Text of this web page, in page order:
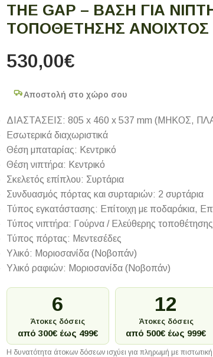
THE GAP – ΒΆΣΗ ΓΙΑ
ΤΟΠΟΘΈΤΗΣΗΣ ΑΝΟΙΧΤΌΣ
530,00€
Αποστολή στο χώρο σου
ΔΙΑΣΤΑΣΕΙΣ: 805 x 460 x 537 mm (ΜΗΚΟΣ,
Εσωτερικά διαχωριστικά
Θέση μπαταρίας: Κεντρικό
Θέση νιπτήρα: Κεντρικό
Σκελετός επίπλου: Συρτάρια
Συνδυασμός πόρτας και συρταριών: 2 συρτάρια
Τύπος εγκατάστασης: Επίτοιχη με ποδαράκια,
Τύπος νιπτήρα: Γούρνα / Ελεύθερης τοποθέτησης
Τύπος πόρτας: Μεντεσέδες
Υλικό: Μοριοσανίδα (Νοβοπάν)
Υλικό ραφιών: Μοριοσανίδα (Νοβοπάν)
6
Άτοκες δόσεις
από 300€ έως 499€
12
Άτοκες δόσεις
από 500€ έως 999€
Η δυνατότητα άτοκων δόσεων ισχύει για πληρωμή με